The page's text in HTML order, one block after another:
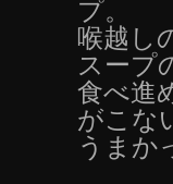
プ。
喉越し
スープ
食べ進
がこな
うまか